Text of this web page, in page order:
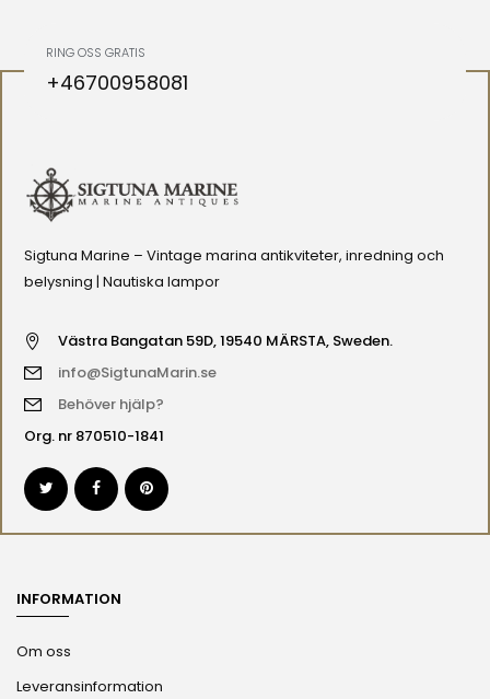
RING OSS GRATIS
+46700958081
Sigtuna Marine – Vintage marina antikviteter, inredning och
belysning | Nautiska lampor
Västra Bangatan 59D, 19540 MÄRSTA, Sweden.
info@SigtunaMarin.se
Behöver hjälp?
Org. nr 870510-1841
INFORMATION
Om oss
Leveransinformation